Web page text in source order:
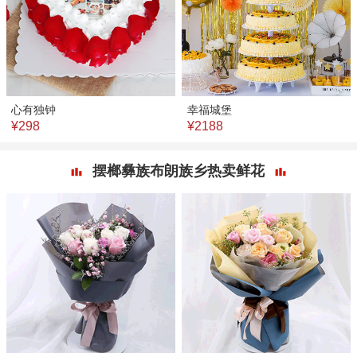
心有独钟
¥298
幸福城堡
¥2188
摆榔彝族布朗族乡热卖鲜花